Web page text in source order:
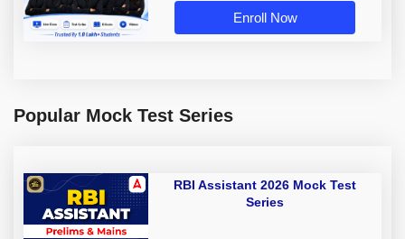
Enroll Now
Popular Mock Test Series
RBI Assistant 2026 Mock Test
Series